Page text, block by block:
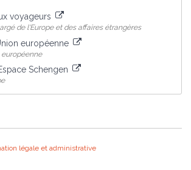
voyageurs
de l'Europe et des affaires étrangères
européenne
Schengen
légale et administrative